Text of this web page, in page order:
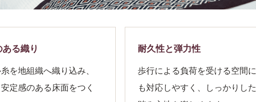
る織り
を地組織へ織り込み、
定感のある床面をつく
耐久性と弾力性
歩行による負荷を受ける空間に
も対応しやすく、しっかりした